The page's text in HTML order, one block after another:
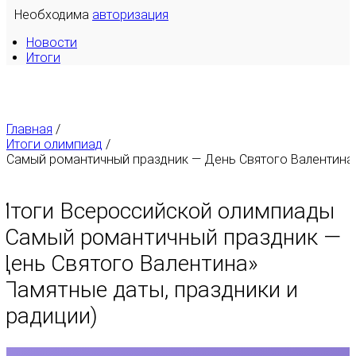
Необходима авторизация
Новости
Итоги
Главная /
Итоги олимпиад /
Самый романтичный праздник — День Святого Валентина
Всероссийской олимпиады
Самый романтичный праздник —
Святого Валентина»
даты, праздники и